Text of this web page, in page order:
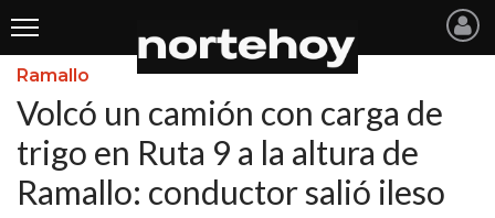
Últimas
Noticias
INICIO
Ramallo
Volcó un camión con carga de
trigo en Ruta 9 a la altura de
Ramallo: conductor salió ileso